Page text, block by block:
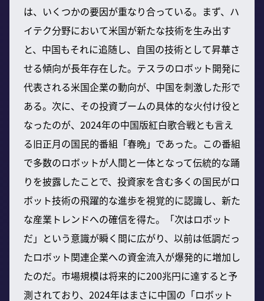
は、いくつかの要因が重なり合っている。まず、ハ
イテク分野において米国が新たな技術を生み出す
と、中国もそれに追随し、自国の技術として昇華さ
せる傾向が長年存在した。テスラのロボット開発に
代表される米国企業の動向が、中国を刺激した形で
ある。次に、その投資ブームの具体的な火付け役と
なったのが、2024年の中国版紅白歌合戦とも言え
る旧正月の国民的番組「春晩」であった。この番組
で多数のロボットが人間と一体となって伝統的な踊
りを披露したことで、投資家を含む多くの国民がロ
ボット技術の飛躍的な進歩を視覚的に認識し、新た
な産業トレンドへの確信を得た。「次はロボット
だ」という意識が瞬く間に広がり、以前は低調だっ
たロボット関連企業への資金流入が爆発的に増加し
たのだ。市場規模は将来的に200兆円に達すると予
測されており、2024年はまさに中国の「ロボット